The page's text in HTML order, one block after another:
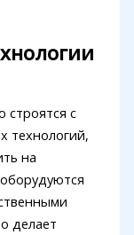
строятся с
технологий,
на
делает